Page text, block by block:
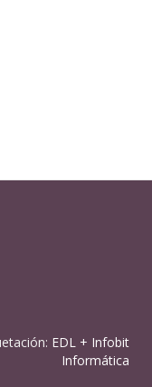
EDL + Infobit
Informática